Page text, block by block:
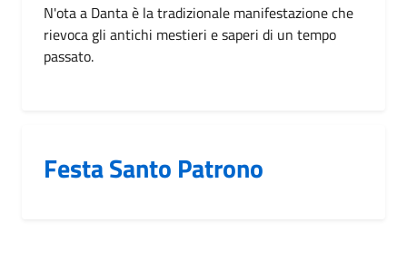
N'ota a Danta è la tradizionale manifestazione che
rievoca gli antichi mestieri e saperi di un tempo
passato.
Festa Santo Patrono